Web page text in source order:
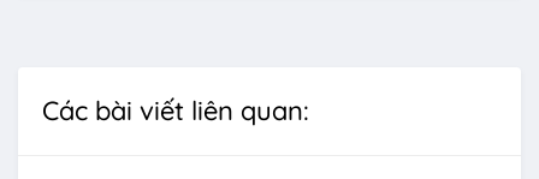
Các bài viết liên quan: